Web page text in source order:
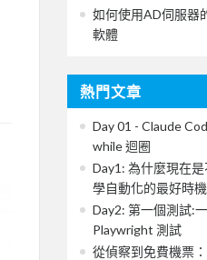
如何使用AD伺服器
軟體
熱門文章
Day 01 - Claude
while 迴圈
Day1: 為什麼現在
學自動化的最好時機
Day2: 第一個測試:
Playwright 測試
從偵察到免費機票